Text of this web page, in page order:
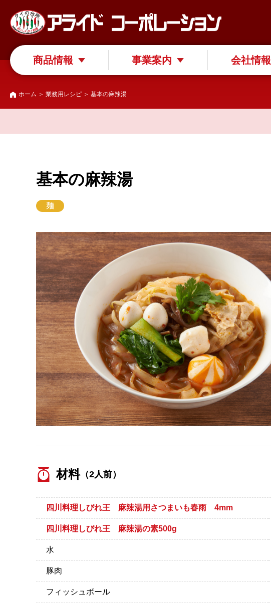
商品情報 事業案内 会社情報
ホーム ＞ 業務用レシピ ＞ 基本の麻辣湯
基本の麻辣湯
麺
材料（2人前）
四川料理しびれ王 麻辣湯用さつまいも春雨 4mm
四川料理しびれ王 麻辣湯の素500g
水
豚肉
フィッシュボール